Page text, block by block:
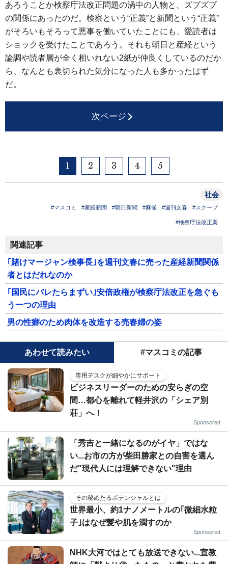
あろうことか検察庁法改正問題の渦中の人物と、ズブズブ
の関係にあったのだ。検察という“正義”と新聞という“正義”
がそろいもそろって悪事を働いていたことにも、愛読者は
ショックを受けたことであろう。それも朝日と産経という
論調や読者層が全く相いれない2紙が仲良くしているのだか
ら、なんとも裏切られた気分になった人も多かったはず
だ。
次ページ
1 2 3 4 5
社会
#マスコミ #産経新聞 #朝日新聞 #麻雀 #週刊文春 #スクープ
#検察庁法改正案
関連記事
｢賭けマージャン検事長｣を週刊文春に売った産経新聞関係
者とはだれなのか
｢国民にバレたらまずい｣安倍政権が検察庁法改正を急ぐも
う一つの理由
男の性癖のため肉体を改造する売春婦の姿
あわせて読みたい #マスコミの記事
専用デスクが細やかにサポート
ビジネスリーダーのための安らぎの空
間…都心を離れて軽井沢の「シェア別
荘」へ！
Sponsored
「秀吉と一緒になるのがイヤ」ではな
い...お市の方が柴田勝家との自害を選ん
だ"現代人には理解できない"理由
その秘めたるポテンシャルとは
世界最小、約1ナノメートルの｢微細水粒
子｣はなぜ髪や肌を潤すのか
Sponsored
NHK大河ではとても放送できない...宣教